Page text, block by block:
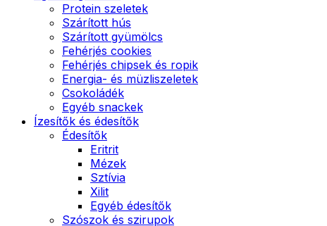
Protein szeletek
Szárított hús
Szárított gyümölcs
Fehérjés cookies
Fehérjés chipsek és ropik
Energia- és müzliszeletek
Csokoládék
Egyéb snackek
Ízesítők és édesítők
Édesítők
Eritrit
Mézek
Sztívia
Xilit
Egyéb édesítők
Szószok és szirupok